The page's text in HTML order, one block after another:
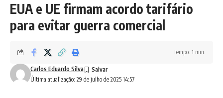
EUA e UE firmam acordo tarifário
para evitar guerra comercial
Última atualização: 29 de julho de 2025 14:57
Carlos Eduardo Silva
Tempo: 1 min.